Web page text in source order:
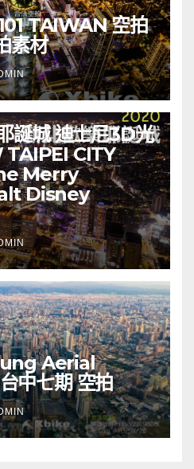
TAIWAN 空拍
素材
誕城 迪士尼3D光
TAIPEI CITY
Merry
Disney
Aerial
中七期 空拍